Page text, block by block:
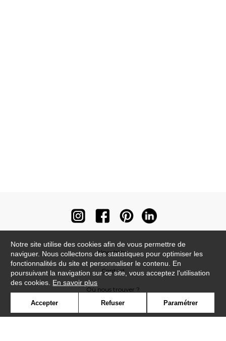
Newsletter
Contact
Où nous trouver ?
Notre site utilise des cookies afin de vous permettre de
naviguer. Nous collectons des statistiques pour optimiser les
fonctionnalités du site et personnaliser le contenu. En
poursuivant la navigation sur ce site, vous acceptez l'utilisation
des cookies. En savoir plus
Accepter Refuser Paramétrer